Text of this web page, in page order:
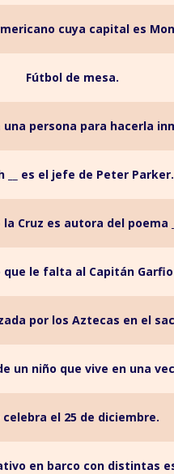
cuya capital es
Fútbol de mesa.
persona para hacerla
__ es el jefe de Peter Parker.
la Cruz es autora del poema
que le falta al Capitán
por los Aztecas en el
un niño que vive en una
celebra el 25 de diciembre.
en barco con distintas